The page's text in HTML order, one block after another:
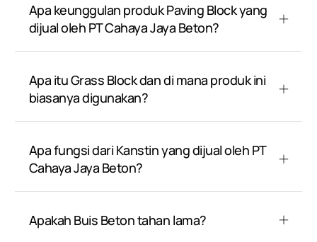
Apa keunggulan produk Paving Block yang
dijual oleh PT Cahaya Jaya Beton?
Apa itu Grass Block dan di mana produk ini
biasanya digunakan?
Apa fungsi dari Kanstin yang dijual oleh PT
Cahaya Jaya Beton?
Apakah Buis Beton tahan lama?